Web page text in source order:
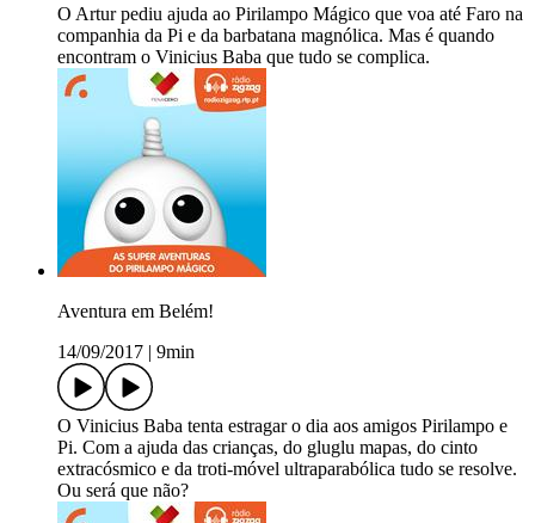
O Artur pediu ajuda ao Pirilampo Mágico que voa até Faro na
companhia da Pi e da barbatana magnólica. Mas é quando
encontram o Vinicius Baba que tudo se complica.
Aventura em Belém!
14/09/2017
9min
O Vinicius Baba tenta estragar o dia aos amigos Pirilampo e
Pi. Com a ajuda das crianças, do gluglu mapas, do cinto
extracósmico e da troti-móvel ultraparabólica tudo se resolve.
Ou será que não?